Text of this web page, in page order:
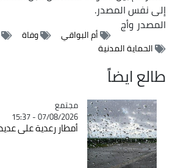
إلى نفس المصدر.
المصدروأج
أم البواقي وفاة
الحماية المدنية
طالع ايضاً
Catégorie
مجتمع
07/08/2026 - 15:37
أمطار رعدية على عديد